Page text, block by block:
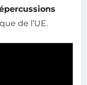
de l’UE.